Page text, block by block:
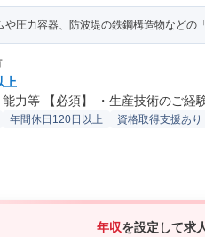
や圧力容器、防波堤の鉄鋼構造物などの
上
力等 【必須】 ・生産技術のご経
年間休日120日以上 資格取得支援あり
年収を設定して求